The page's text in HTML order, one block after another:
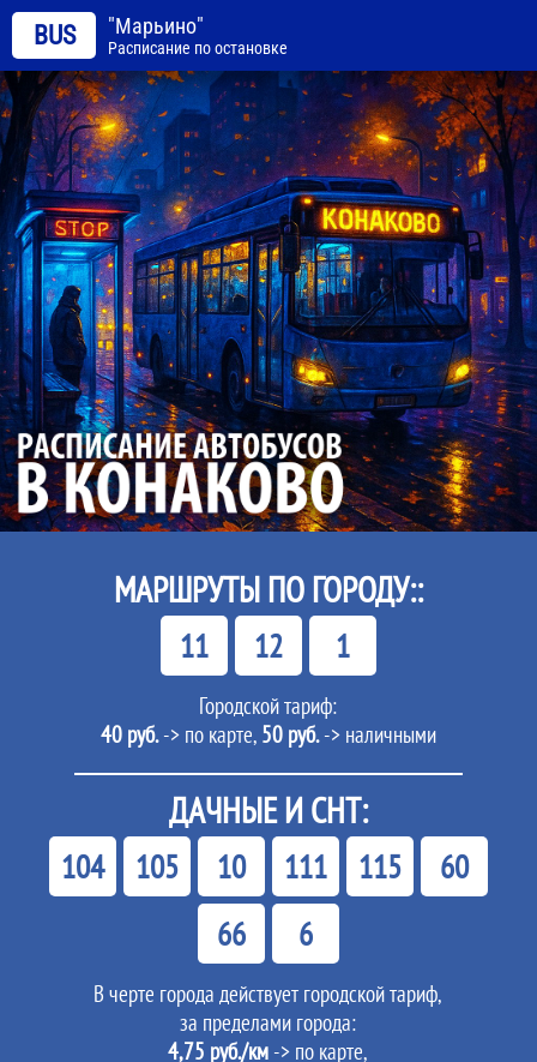
BUS "Марьино"
Расписание по остановке
МАРШРУТЫ ПО ГОРОДУ::
11 12 1
Городской тариф:
40 руб.-> по карте, 50 руб.-> наличными
ДАЧНЫЕ И СНТ:
104 105 10 111 115
60
66
6
В черте города действует городской тариф,
за пределами города:
4,75 руб./км -> по карте,